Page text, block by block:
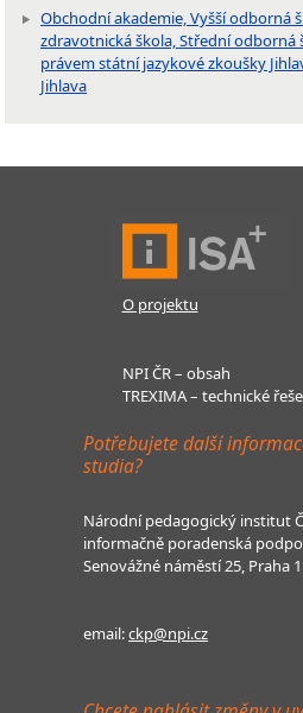
Obchodní akademie, Vyšší odborná
zdravotnická škola, Střední odborná
právem státní jazykové zkoušky
Jihlava
O projektu
NPI ČR – obsah
TREXIMA – technické
Potřebujete další
studia?
Národní pedagogický institut
informačně poradenská
Senovážné náměstí 25, Praha 1
email:ckp@npi.cz